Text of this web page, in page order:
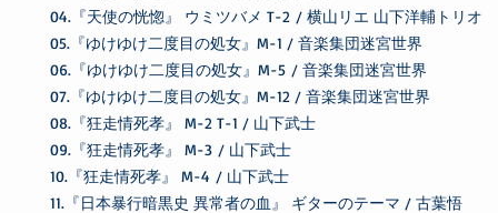
04.『天使の恍惚』 ウミツバメ T-2 / 横山リエ 山下洋輔トリオ
05.『ゆけゆけ二度目の処女』M-1 / 音楽集団迷宮世界
06.『ゆけゆけ二度目の処女』M-5 / 音楽集団迷宮世界
07.『ゆけゆけ二度目の処女』M-12 / 音楽集団迷宮世界
08.『狂走情死孝』 M-2 T-1 / 山下武士
09.『狂走情死孝』 M-3 / 山下武士
10.『狂走情死孝』 M-4 / 山下武士
11.『日本暴行暗黒史 異常者の血』 ギターのテーマ / 古葉悟